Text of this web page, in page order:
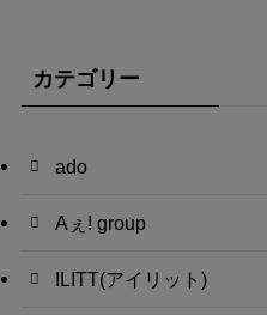
カテゴリー
ado
Aぇ! group
ILITT(アイリット)